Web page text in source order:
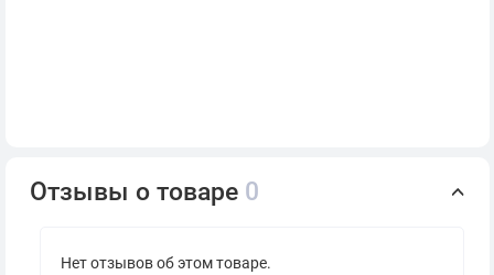
Отзывы о товаре 0
Нет отзывов об этом товаре.